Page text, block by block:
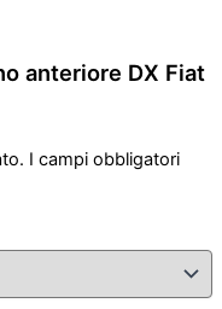
anteriore DX Fiat
I campi obbligatori